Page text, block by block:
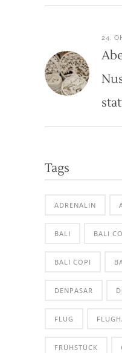
24.
Tags
ADRENALIN
BALI BALI
BALI COPI
DENPASAR
FLUG
FRÜHSTÜCK